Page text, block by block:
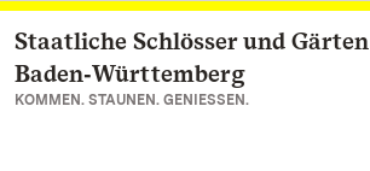
Zum Hauptinhalt springen
Staatliche Schlösser und Gärten
Baden‑Württemberg
KOMMEN. STAUNEN. GENIESSEN.